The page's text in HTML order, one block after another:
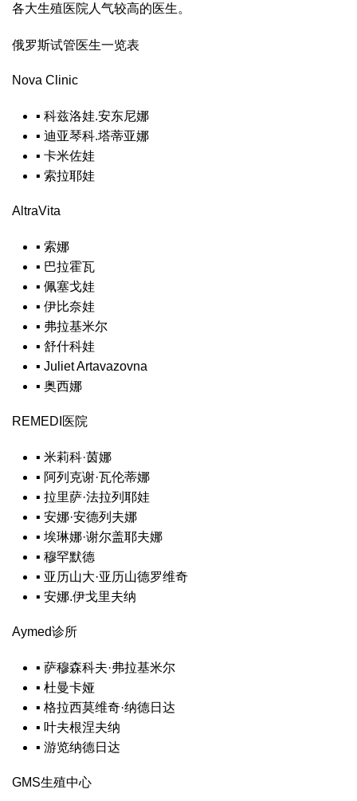
各大生殖医院人气较高的医生。
俄罗斯试管医生一览表
Nova Clinic
▪ 科兹洛娃.安东尼娜
▪ 迪亚琴科.塔蒂亚娜
▪ 卡米佐娃
▪ 索拉耶娃
AltraVita
▪ 索娜
▪ 巴拉霍瓦
▪ 佩塞戈娃
▪ 伊比奈娃
▪ 弗拉基米尔
▪ 舒什科娃
▪ Juliet Artavazovna
▪ 奥西娜
REMEDI医院
▪ 米莉科·茵娜
▪ 阿列克谢·瓦伦蒂娜
▪ 拉里萨·法拉列耶娃
▪ 安娜·安德列夫娜
▪ 埃琳娜·谢尔盖耶夫娜
▪ 穆罕默德
▪ 亚历山大·亚历山德罗维奇
▪ 安娜.伊戈里夫纳
Aymed诊所
▪ 萨穆森科夫·弗拉基米尔
▪ 杜曼卡娅
▪ 格拉西莫维奇·纳德日达
▪ 叶夫根涅夫纳
▪ 游览纳德日达
GMS生殖中心